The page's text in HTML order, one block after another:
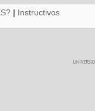
| Instructivos